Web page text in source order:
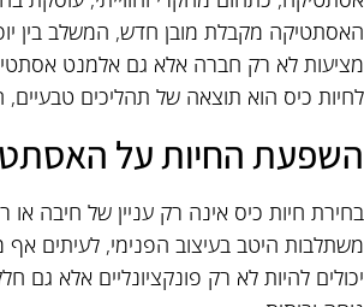
האסתטיקה מקבלת מובן חדש, המשלב בין
מציעות לא רק חברה אלא גם אלמנט
לחיות כיס הוא תוצאה של תהליכים
השפעת החיות על
בחירת חיות כיס אינה רק עניין של חיבה
משתלבות היטב בעיצוב הפנימי, לעיתים אף
יכולים להיות לא רק פונקציונליים אלא